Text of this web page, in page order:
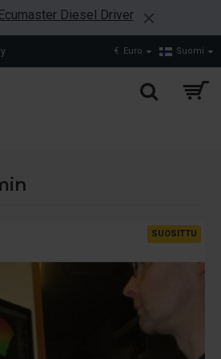
Ecumaster Diesel Driver
€ Euro Suomi
SUOSITTU